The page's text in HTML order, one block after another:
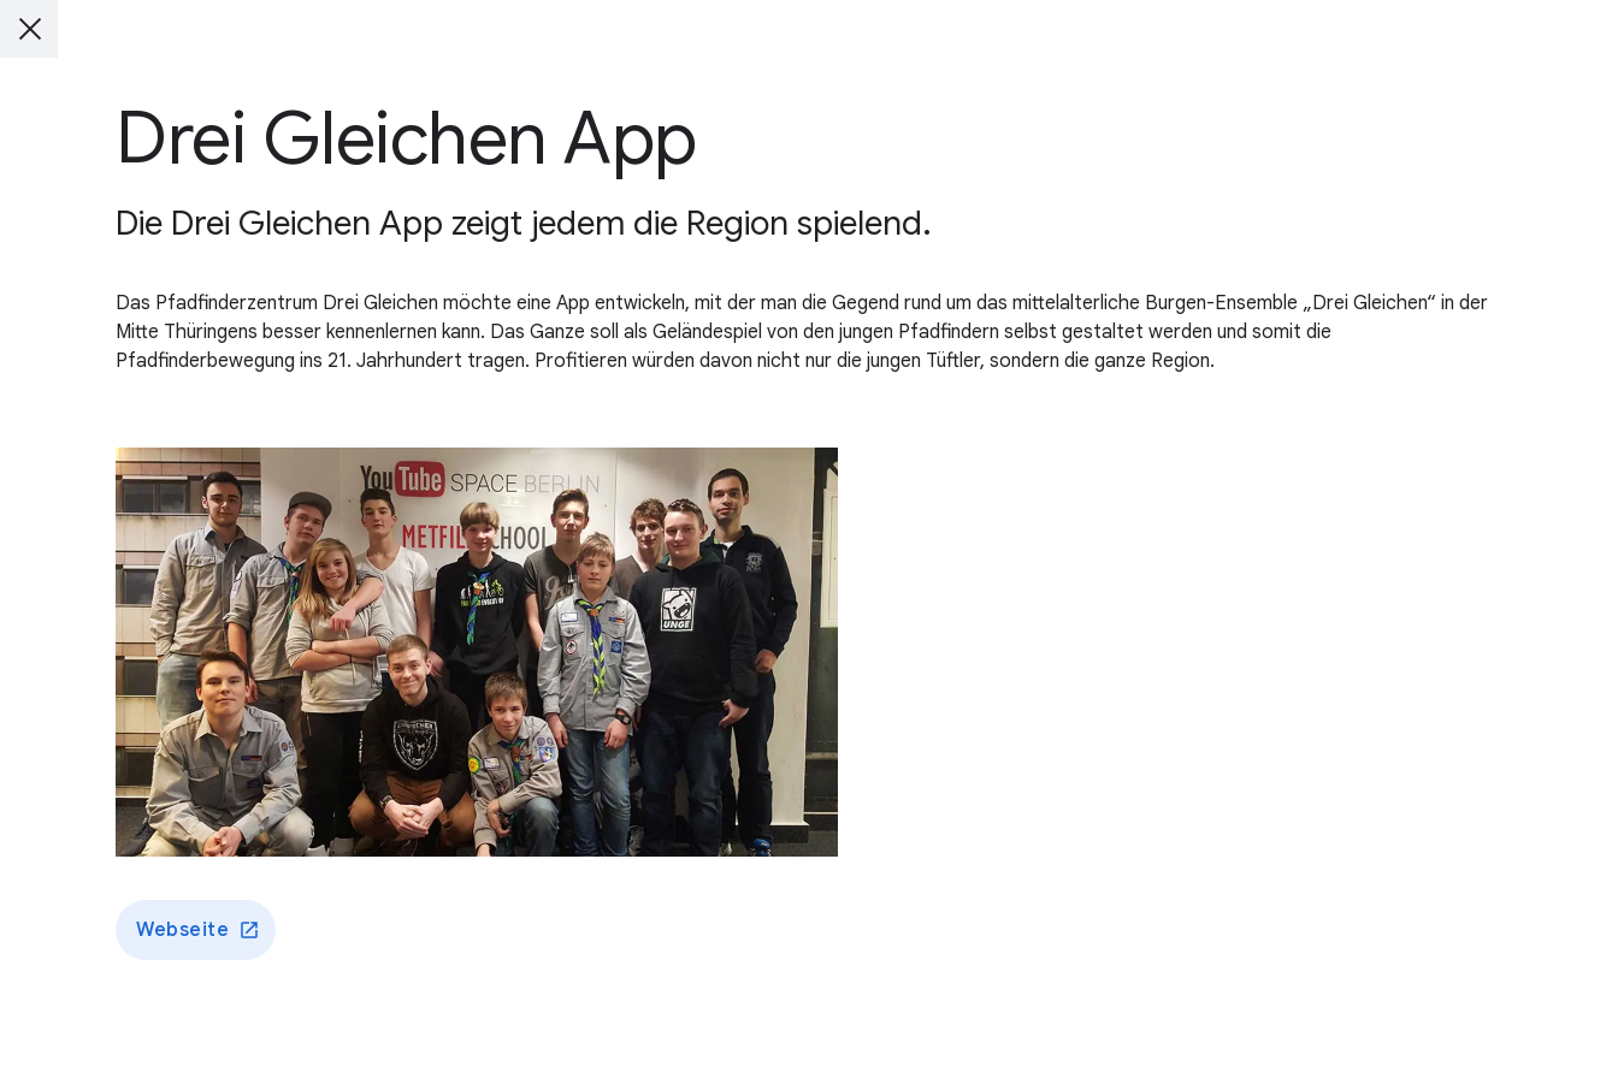
Drei Gleichen App
Die Drei Gleichen App zeigt jedem die Region spielend.
Das Pfadfinderzentrum Drei Gleichen möchte eine App entwickeln, mit der man die Gegend rund um das mittelalterliche Burgen-Ensemble „Drei Gleichen“ in der
Mitte Thüringens besser kennenlernen kann. Das Ganze soll als Geländespiel von den jungen Pfadfindern selbst gestaltet werden und somit die
Pfadfinderbewegung ins 21. Jahrhundert tragen. Profitieren würden davon nicht nur die jungen Tüftler, sondern die ganze Region.
Webseite